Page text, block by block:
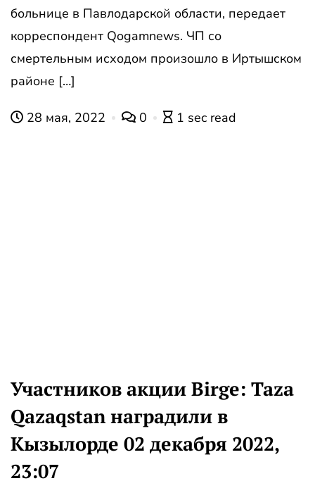
больнице в Павлодарской области, передает
корреспондент Qogamnews. ЧП со
смертельным исходом произошло в Иртышском
районе […]
28 мая, 2022 0 1 sec read
Участников акции Birge: Taza
Qazaqstan наградили в
Кызылорде 02 декабря 2022,
23:07